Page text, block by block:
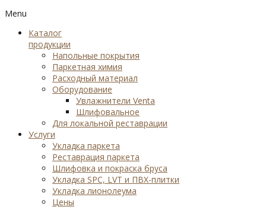
Menu
Каталог
продукции
Напольные покрытия
Паркетная химия
Расходный материал
Оборудование
Увлажнители Venta
Шлифовальное
Для локальной реставрации
Услуги
Укладка паркета
Реставрация паркета
Шлифовка и покраска бруса
Укладка SPC, LVT и ПВХ-плитки
Укладка лионолеума
Цены